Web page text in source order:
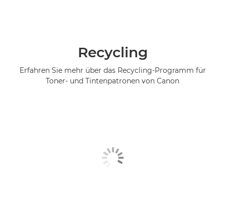
Recycling
Erfahren Sie mehr über das Recycling-Programm für
Toner- und Tintenpatronen von Canon